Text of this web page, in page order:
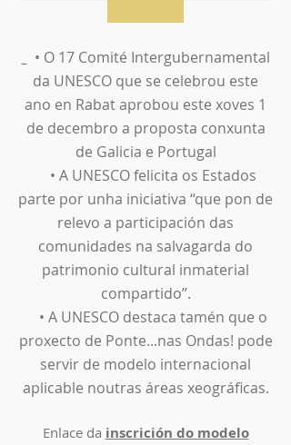
• O 17 Comité Intergubernamental
da UNESCO que se celebrou este
ano en Rabat aprobou este xoves 1
de decembro a proposta conxunta
de Galicia e Portugal
• A UNESCO felicita os Estados
parte por unha iniciativa “que pon de
relevo a participación das
comunidades na salvagarda do
patrimonio cultural inmaterial
compartido”.
• A UNESCO destaca tamén que o
proxecto de Ponte...nas Ondas! pode
servir de modelo internacional
aplicable noutras áreas xeográficas.
Enlace da inscrición do modelo